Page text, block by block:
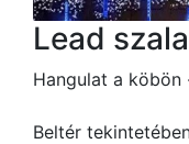
Lead
Hangulat a köbön
Beltér